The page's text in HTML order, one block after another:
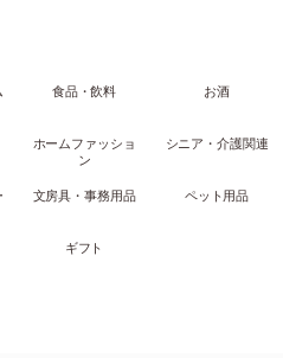
食品・飲料 お酒
ホームファッショ
ン
シニア・介護関連
文房具・事務用品 ペット用品
ギフト